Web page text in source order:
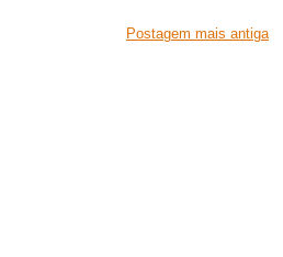
Postagem mais antiga